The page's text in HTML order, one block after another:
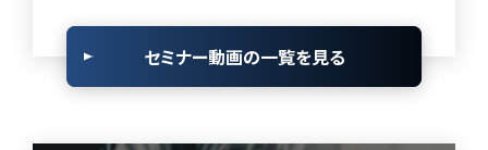
セミナー動画の一覧を見る